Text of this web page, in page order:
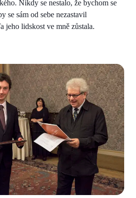
Nikdy se nestalo, že bychom se
se sám od sebe nezastavil
jeho lidskost ve mně zůstala.